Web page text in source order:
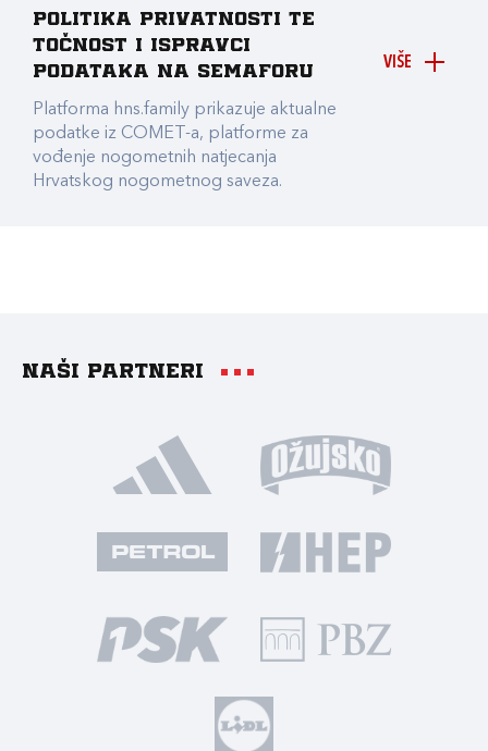
VIŠE
Politika privatnosti te
točnost i ispravci
podataka na Semaforu
Platforma hns.family prikazuje aktualne
podatke iz COMET-a, platforme za
vođenje nogometnih natjecanja
Hrvatskog nogometnog saveza.
Naši partneri